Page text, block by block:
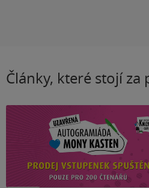
Články, které stojí za